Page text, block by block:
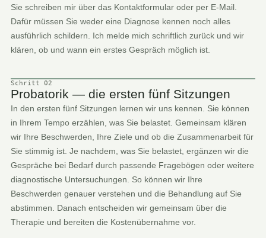
Sie schreiben mir über das Kontaktformular oder per E-Mail.
Dafür müssen Sie weder eine Diagnose kennen noch alles
ausführlich schildern. Ich melde mich schriftlich zurück und wir
klären, ob und wann ein erstes Gespräch möglich ist.
Schritt 02
Probatorik — die ersten fünf Sitzungen
In den ersten fünf Sitzungen lernen wir uns kennen. Sie können
in Ihrem Tempo erzählen, was Sie belastet. Gemeinsam klären
wir Ihre Beschwerden, Ihre Ziele und ob die Zusammenarbeit für
Sie stimmig ist. Je nachdem, was Sie belastet, ergänzen wir die
Gespräche bei Bedarf durch passende Fragebögen oder weitere
diagnostische Untersuchungen. So können wir Ihre
Beschwerden genauer verstehen und die Behandlung auf Sie
abstimmen. Danach entscheiden wir gemeinsam über die
Therapie und bereiten die Kostenübernahme vor.